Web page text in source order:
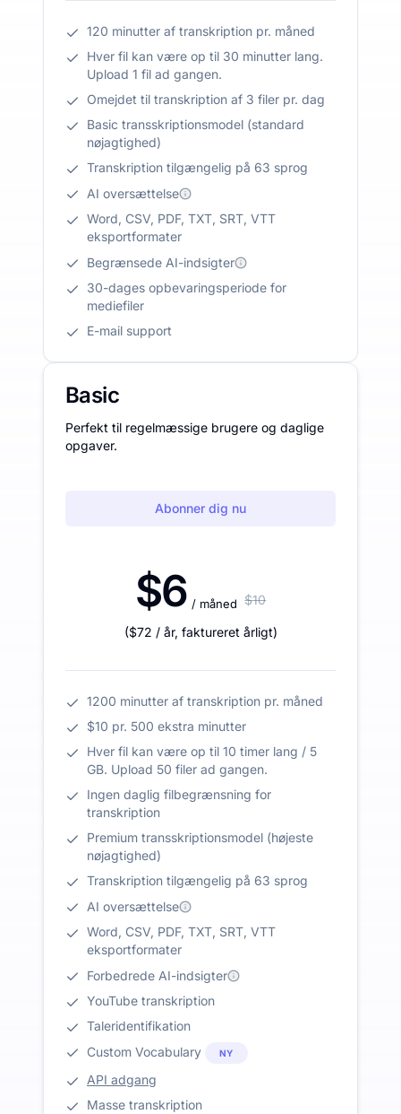
120 minutter af transkription pr. måned
Hver fil kan være op til 30 minutter lang.
Upload 1 fil ad gangen.
Omejdet til transkription af 3 filer pr. dag
Basic transskriptionsmodel (standard
nøjagtighed)
Transkription tilgængelig på 63 sprog
AI oversættelse
Word, CSV, PDF, TXT, SRT, VTT
eksportformater
Begrænsede AI-indsigter
30-dages opbevaringsperiode for
mediefiler
E-mail support
Basic
Perfekt til regelmæssige brugere og daglige
opgaver.
Abonner dig nu
$6 / måned $10
($72 / år, faktureret årligt)
1200 minutter af transkription pr. måned
$10 pr. 500 ekstra minutter
Hver fil kan være op til 10 timer lang / 5
GB. Upload 50 filer ad gangen.
Ingen daglig filbegrænsning for
transkription
Premium transskriptionsmodel (højeste
nøjagtighed)
Transkription tilgængelig på 63 sprog
AI oversættelse
Word, CSV, PDF, TXT, SRT, VTT
eksportformater
Forbedrede AI-indsigter
YouTube transkription
Taleridentifikation
Custom Vocabulary
NY
API adgang
Masse transkription